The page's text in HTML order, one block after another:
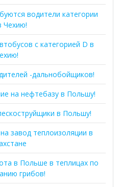
водители категории
Чехию!
с категорией D в
-дальнобойщиков!
на нефтебазу в Польшу!
в Польшу!
завод теплоизоляции в
в Польше в теплицах по
грибов!